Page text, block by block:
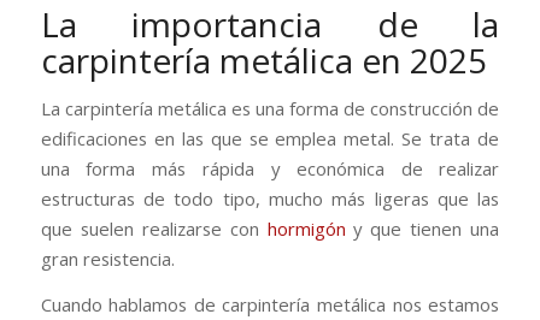
La importancia de la
carpintería metálica en 2025
La carpintería metálica es una forma de construcción de
edificaciones en las que se emplea metal. Se trata de
una forma más rápida y económica de realizar
estructuras de todo tipo, mucho más ligeras que las
que suelen realizarse con hormigón y que tienen una
gran resistencia.
Cuando hablamos de carpintería metálica nos estamos